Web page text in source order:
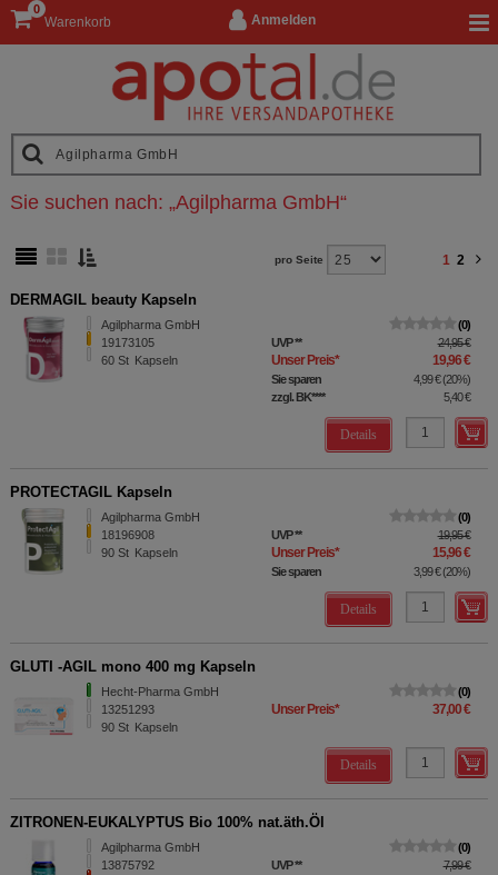
Anmelden
Warenkorb
0
Sie suchen nach: „Agilpharma GmbH“
pro Seite 1 2
DERMAGIL beauty Kapseln
Agilpharma GmbH
19173105
60 St Kapseln
0
UVP** 24,95 €
Unser Preis* 19,96 €
Sie sparen 4,99 €(20%)
zzgl. BK**** 5,40 €
Details
PROTECTAGIL Kapseln
Agilpharma GmbH
18196908
90 St Kapseln
0
UVP** 19,95 €
Unser Preis* 15,96 €
Sie sparen 3,99 €(20%)
Details
GLUTI -AGIL mono 400 mg Kapseln
Hecht-Pharma GmbH
13251293
90 St Kapseln
0
Unser Preis* 37,00 €
Details
ZITRONEN-EUKALYPTUS Bio 100% nat.äth.Öl
Agilpharma GmbH
13875792
0
UVP** 7,99 €